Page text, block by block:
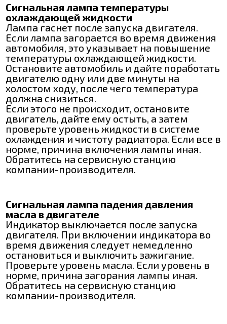
Сигнальная лампа температуры
охлаждающей жидкости
Лампа гаснет после запуска двигателя.
Если лампа загорается во время движения
автомобиля, это указывает на повышение
температуры охлаждающей жидкости.
Остановите автомобиль и дайте поработать
двигателю одну или две минуты на
холостом ходу, после чего температура
должна снизиться.
Если этого не происходит, остановите
двигатель, дайте ему остыть, а затем
проверьте уровень жидкости в системе
охлаждения и чистоту радиатора. Если все в
норме, причина включения лампы иная.
Обратитесь на сервисную станцию
компании-производителя.
Сигнальная лампа падения давления
масла в двигателе
Индикатор выключается после запуска
двигателя. При включении индикатора во
время движения следует немедленно
остановиться и выключить зажигание.
Проверьте уровень масла. Если уровень в
норме, причина загорания лампы иная.
Обратитесь на сервисную станцию
компании-производителя.